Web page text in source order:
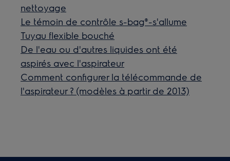
nettoyage
Le témoin de contrôle s-bag®-s'allume
Tuyau flexible bouché
De l'eau ou d'autres liquides ont été
aspirés avec l'aspirateur
Comment configurer la télécommande de
l'aspirateur ? (modèles à partir de 2013)